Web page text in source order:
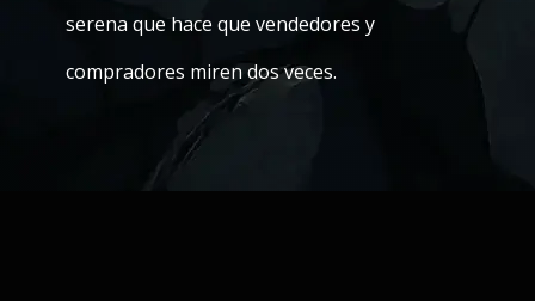
serena que hace que vendedores y
compradores miren dos veces.